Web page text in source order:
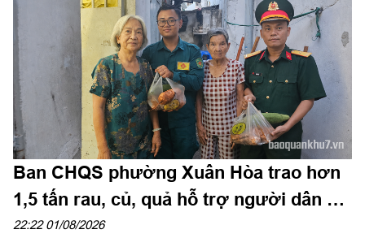
Ban CHQS phường Xuân Hòa trao hơn
1,5 tấn rau, củ, quả hỗ trợ người dân có
hoàn cảnh khó khăn
22:22 01/08/2026